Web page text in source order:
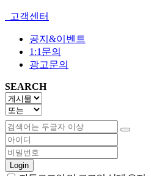
고객센터
공지&이벤트
1:1문의
광고문의
SEARCH
Login